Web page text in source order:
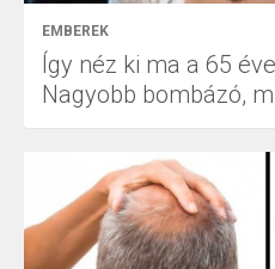
EMBEREK
Így néz ki ma a 65
Nagyobb bombázó,